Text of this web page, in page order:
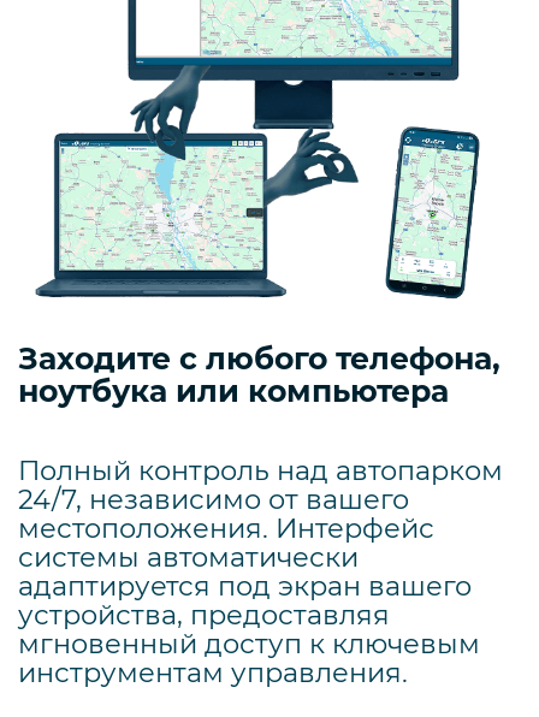
Заходите с любого телефона,
ноутбука или компьютера
Полный контроль над автопарком
24/7, независимо от вашего
местоположения. Интерфейс
системы автоматически
адаптируется под экран вашего
устройства, предоставляя
мгновенный доступ к ключевым
инструментам управления.